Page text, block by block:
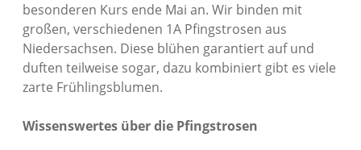
besonderen Kurs ende Mai an. Wir binden mit
großen, verschiedenen 1A Pfingstrosen aus
Niedersachsen. Diese blühen garantiert auf und
duften teilweise sogar, dazu kombiniert gibt es viele
zarte Frühlingsblumen.
Wissenswertes über die Pfingstrosen